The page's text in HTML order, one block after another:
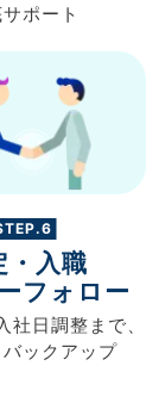
ポート
・入職
フォロー
社日調整まで、
ックアップ